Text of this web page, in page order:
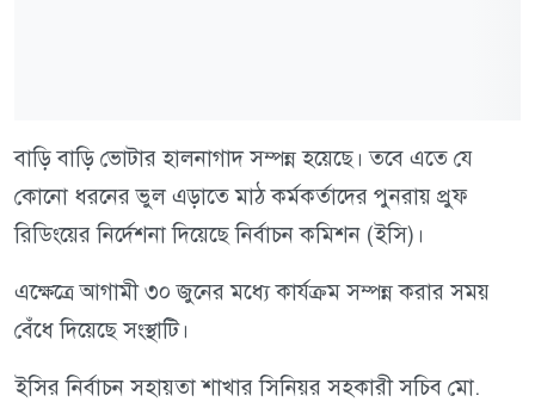
বাড়ি বাড়ি ভোটার হালনাগাদ সম্পন্ন হয়েছে। তবে এতে যে
কোনো ধরনের ভুল এড়াতে মাঠ কর্মকর্তাদের পুনরায় প্রুফ
রিডিংয়ের নির্দেশনা দিয়েছে নির্বাচন কমিশন (ইসি)।
এক্ষেত্রে আগামী ৩০ জুনের মধ্যে কার্যক্রম সম্পন্ন করার সময়
বেঁধে দিয়েছে সংস্থাটি।
ইসির নির্বাচন সহায়তা শাখার সিনিয়র সহকারী সচিব মো.